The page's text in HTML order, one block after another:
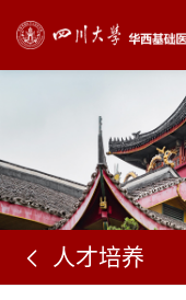
人才培养